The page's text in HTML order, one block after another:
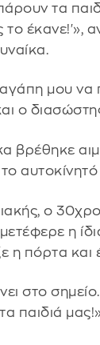
τα
το έκανε!'»,
μου να
ο
βρέθηκε
αυτοκίνητό
ο
η
η πόρτα και
στο
παιδιά